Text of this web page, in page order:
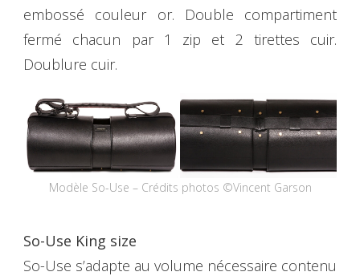
embossé couleur or. Double compartiment
fermé chacun par 1 zip et 2 tirettes cuir.
Doublure cuir.
Modèle So-Use – Crédits photos ©Vincent Garson
So-Use King size
So-Use s’adapte au volume nécessaire contenu